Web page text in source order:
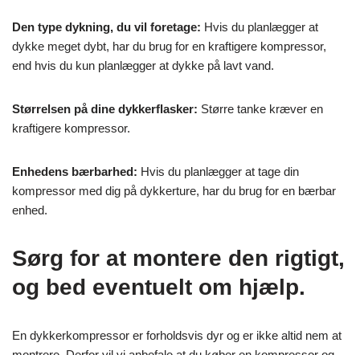
Den type dykning, du vil foretage: Hvis du planlægger at
dykke meget dybt, har du brug for en kraftigere kompressor,
end hvis du kun planlægger at dykke på lavt vand.
Størrelsen på dine dykkerflasker: Større tanke kræver en
kraftigere kompressor.
Enhedens bærbarhed: Hvis du planlægger at tage din
kompressor med dig på dykkerture, har du brug for en bærbar
enhed.
Sørg for at montere den rigtigt,
og bed eventuelt om hjælp.
En dykkerkompressor er forholdsvis dyr og er ikke altid nem at